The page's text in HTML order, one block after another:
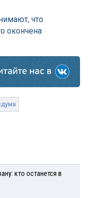
что
окончена
кто останется в